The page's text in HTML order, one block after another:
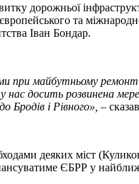
дорожньої
та
Іван Бондар.
майбутньому ремонті
досить розвинена
Бродів і Рівного», –
деяких міст
ЄБРР у